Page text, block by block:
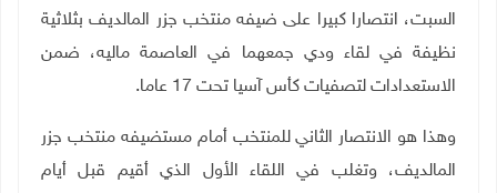
السبت، انتصارا كبيرا على ضيفه منتخب جزر المالديف بثلاثية
نظيفة في لقاء ودي جمعهما في العاصمة ماليه، ضمن
الاستعدادات لتصفيات كأس آسيا تحت 17 عاما.
وهذا هو الانتصار الثاني للمنتخب أمام مستضيفه منتخب جزر
المالديف، وتغلب في اللقاء الأول الذي أقيم قبل أيام